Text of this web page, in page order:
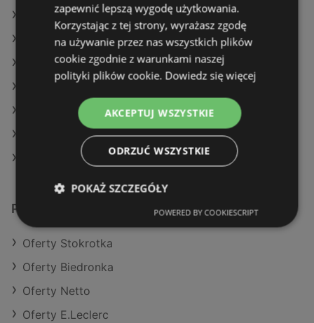
Oferty Lidl
Aktualne gazetki Stokrotka
Aktualne gazetki Action
Aktualne gazetki Lidl
Aktualne gazetki Aldi
Aktualne gazetki Carrefour
Sklepy POLOmarket w Dziwnów
Podobne sklepy detaliczne
Oferty Stokrotka
Oferty Biedronka
Oferty Netto
Oferty E.Leclerc
zapewnić lepszą wygodę użytkowania.
Korzystając z tej strony, wyrażasz zgodę
na używanie przez nas wszystkich plików
cookie zgodnie z warunkami naszej
polityki plików cookie. Dowiedz się więcej
AKCEPTUJ WSZYSTKIE
ODRZUĆ WSZYSTKIE
POKAŻ SZCZEGÓŁY
POWERED BY COOKIESCRIPT